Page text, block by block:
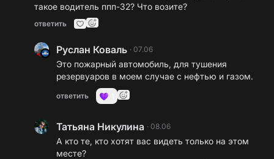
такое водитель ппп-32? Что возите?
ответить
Руслан Коваль · 07.06
Это пожарный автомобиль, для тушения
резервуаров в моем случае с нефтью и газом.
ответить
Татьяна Никулина · 08.06
А кто те, кто хотят вас видеть только на этом
месте?